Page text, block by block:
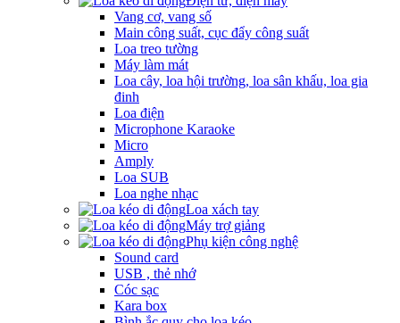
Vang cơ, vang số
Main công suất, cục đẩy công suất
Loa treo tường
Máy làm mát
Loa cây, loa hội trường, loa sân khấu, loa gia
đinh
Loa điện
Microphone Karaoke
Micro
Amply
Loa SUB
Loa nghe nhạc
Loa xách tay
Máy trợ giảng
Phụ kiện công nghệ
Sound card
USB , thẻ nhớ
Cóc sạc
Kara box